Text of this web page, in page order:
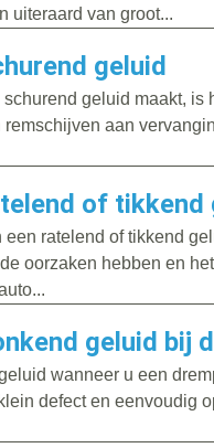
uiteraard van groot...
geluid
geluid maakt, is
aan
of tikkend
een ratelend of tikkend
oorzaken hebben en
geluid bij
wanneer u een
defect en eenvoudig